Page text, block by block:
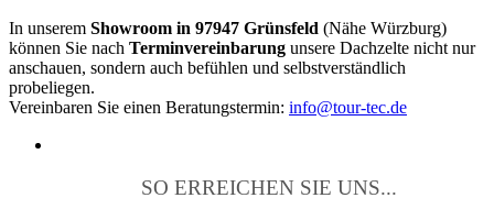
In unserem Showroom in 97947 Grünsfeld (Nähe Würzburg)
können Sie nach Terminvereinbarung unsere Dachzelte nicht nur
anschauen, sondern auch befühlen und selbstverständlich
probeliegen.
Vereinbaren Sie einen Beratungstermin: info@tour-tec.de
SO ERREICHEN SIE UNS...